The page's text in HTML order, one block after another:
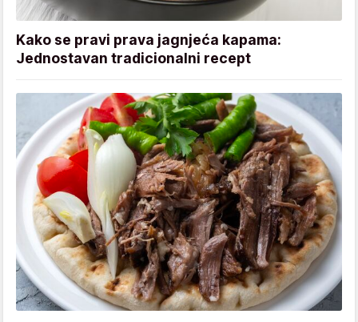
Kako se pravi prava jagnjeća kapama:
Jednostavan tradicionalni recept